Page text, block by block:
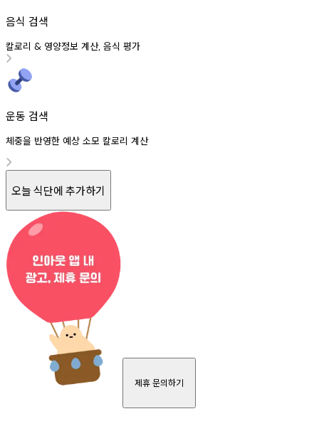
음식 검색
칼로리 & 영양정보 계산, 음식 평가
운동 검색
체중을 반영한 예상 소모 칼로리 계산
오늘 식단에 추가하기
제휴 문의하기